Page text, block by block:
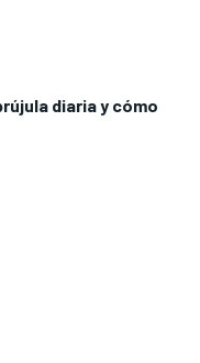
diaria y cómo